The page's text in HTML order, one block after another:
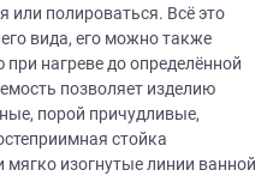
или полироваться. Всё это
вида, его можно также
нагреве до определённой
позволяет изделию
порой причудливые,
стойка
мягко изогнутые линии ванной